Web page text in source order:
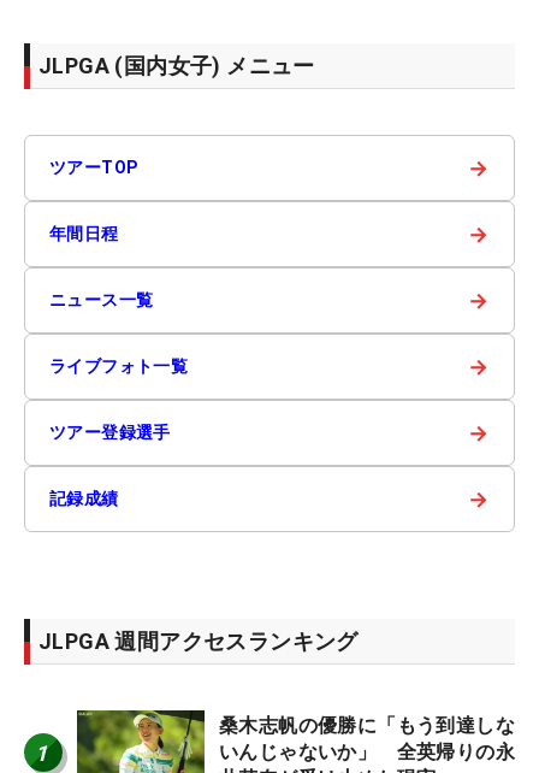
JLPGA (国内女子) メニュー
ツアーTOP →
年間日程 →
ニュース一覧 →
ライブフォト一覧 →
ツアー登録選手 →
記録成績 →
JLPGA 週間アクセスランキング
1
桑木志帆の優勝に「もう到達しな
いんじゃないか」 全英帰りの永